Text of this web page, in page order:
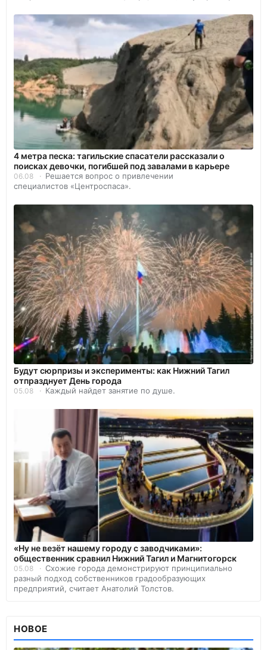
4 метра песка: тагильские спасатели рассказали о
поисках девочки, погибшей под завалами в карьере
06.08
Решается вопрос о привлечении
специалистов «Центроспаса».
Будут сюрпризы и эксперименты: как Нижний Тагил
отпразднует День города
05.08 Каждый найдет занятие по душе.
«Ну не везёт нашему городу с заводчиками»:
общественник сравнил Нижний Тагил и Магнитогорск
05.08
Схожие города демонстрируют принципиально
разный подход собственников градообразующих
предприятий, считает Анатолий Толстов.
НОВОЕ